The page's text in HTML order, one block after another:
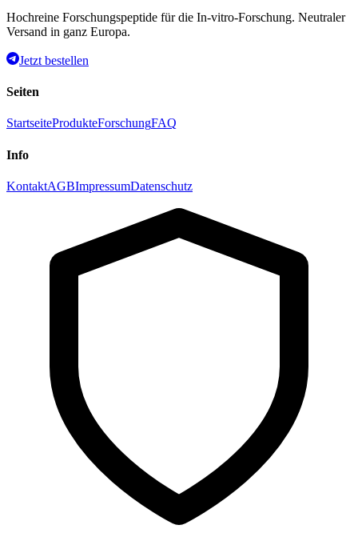
Hochreine Forschungspeptide für die In-vitro-Forschung. Neutraler
Versand in ganz Europa.
Jetzt bestellen
Seiten
StartseiteProdukteForschungFAQ
Info
KontaktAGBImpressumDatenschutz